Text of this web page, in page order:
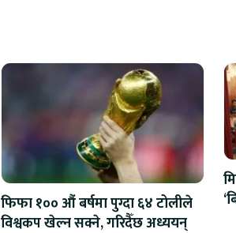
फिफा १०० औं बर्षमा पुग्दा ६४ टोलीले
विश्वकप खेल्न सक्ने, गरिदैँछ अध्ययन्